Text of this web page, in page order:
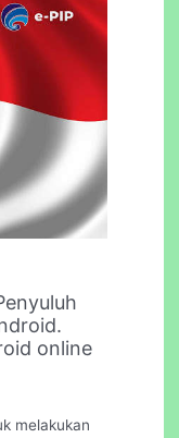
online
melakukan